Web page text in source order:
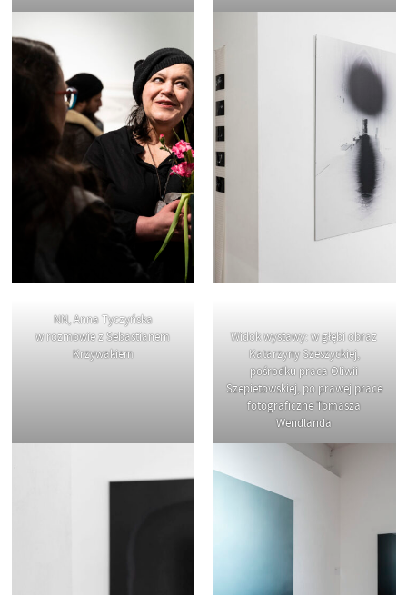
NN, Anna Tyczyńska
w rozmowie z Sebastianem
Krzywakiem
Widok wystawy: w głębi obraz
Katarzyny Szeszyckiej,
pośrodku praca Oliwii
Szepietowskiej, po prawej prace
fotograficzne Tomasza
Wendlanda